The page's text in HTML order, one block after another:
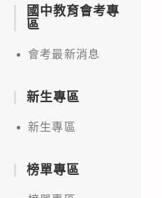
國中教育會考專
區
會考最新消息
新生專區
新生專區
榜單專區